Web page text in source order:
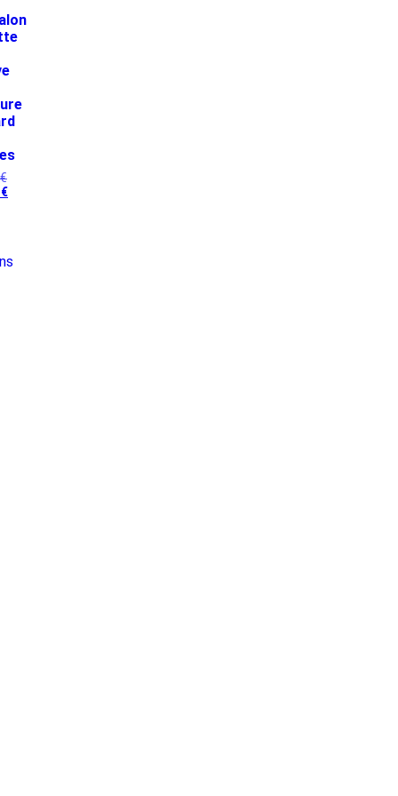
€
€